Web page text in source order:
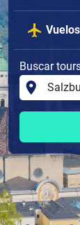
Vuelos
Buscar